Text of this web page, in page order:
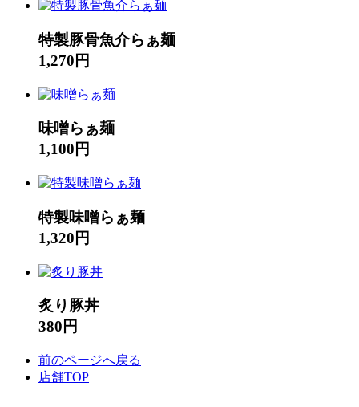
特製豚骨魚介らぁ麺
1,270円
味噌らぁ麺
1,100円
特製味噌らぁ麺
1,320円
炙り豚丼
380円
前のページへ戻る
店舗TOP